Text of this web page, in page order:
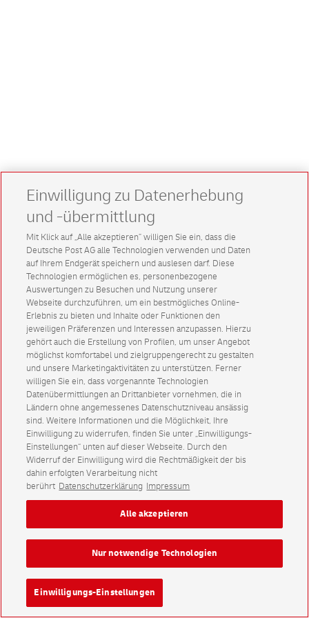
Einwilligung zu Datenerhebung
und -übermittlung
Mit Klick auf „Alle akzeptieren” willigen Sie ein, dass die
Deutsche Post AG alle Technologien verwenden und Daten
auf Ihrem Endgerät speichern und auslesen darf. Diese
Technologien ermöglichen es, personenbezogene
Auswertungen zu Besuchen und Nutzung unserer
Webseite durchzuführen, um ein bestmögliches Online-
Erlebnis zu bieten und Inhalte oder Funktionen den
jeweiligen Präferenzen und Interessen anzupassen. Hierzu
gehört auch die Erstellung von Profilen, um unser Angebot
möglichst komfortabel und zielgruppengerecht zu gestalten
und unsere Marketingaktivitäten zu unterstützen. Ferner
willigen Sie ein, dass vorgenannte Technologien
Datenübermittlungen an Drittanbieter vornehmen, die in
Ländern ohne angemessenes Datenschutzniveau ansässig
sind. Weitere Informationen und die Möglichkeit, Ihre
Einwilligung zu widerrufen, finden Sie unter „Einwilligungs-
Einstellungen“ unten auf dieser Webseite. Durch den
Widerruf der Einwilligung wird die Rechtmäßigkeit der bis
dahin erfolgten Verarbeitung nicht
berührt Datenschutzerklärung Impressum
Einwilligungs-Einstellungen
Nur notwendige Technologien
Alle akzeptieren